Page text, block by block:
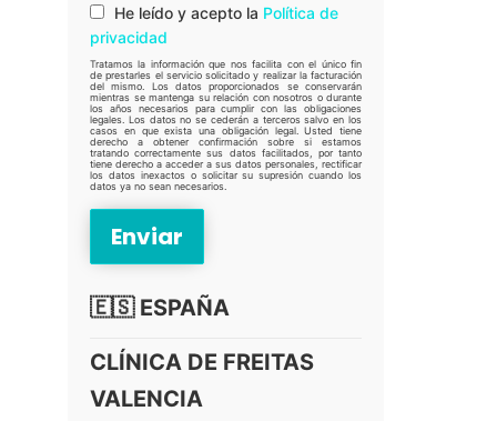
He leído y acepto la Política de
privacidad
Tratamos la información que nos facilita con el único fin
de prestarles el servicio solicitado y realizar la facturación
del mismo. Los datos proporcionados se conservarán
mientras se mantenga su relación con nosotros o durante
los años necesarios para cumplir con las obligaciones
legales. Los datos no se cederán a terceros salvo en los
casos en que exista una obligación legal. Usted tiene
derecho a obtener confirmación sobre si estamos
tratando correctamente sus datos facilitados, por tanto
tiene derecho a acceder a sus datos personales, rectificar
los datos inexactos o solicitar su supresión cuando los
datos ya no sean necesarios.
🇪🇸 ESPAÑA
CLÍNICA DE FREITAS
VALENCIA